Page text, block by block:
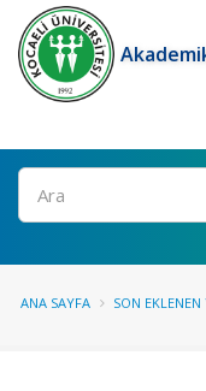
Ara
ANA SAYFA SON